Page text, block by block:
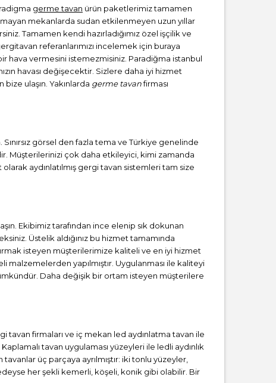
germe tavan ürün paketlerimiz tamamen
mekanlarda sudan etkilenmeyen uzun yıllar
Tamamen kendi hazırladığımız özel işçilik ve
referanlarımızı incelemek için buraya
hava vermesini istemezmisiniz. Paradiğma istanbul
havası değişecektir. Sizlere daha iyi hizmet
ulaşın. Yakınlarda germe tavanfirması
. Sınırsız görsel den fazla tema ve Türkiye genelinde
Müşterilerinizi çok daha etkileyici, kimi zamanda
aydınlatılmış gergi tavan sistemleri tam size
Ekibimiz tarafından ince elenip sık dokunan
Üstelik aldığınız bu hizmet tamamında
isteyen müşterilerimize kaliteli ve en iyi hizmet
yapılmıştır. Uygulanması ile kaliteyi
Daha değişik bir ortam isteyen müşterilere
tavan firmaları ve iç mekan led aydınlatma tavan ile
tavan uygulaması yüzeyleri ile ledli aydınlık
üç parçaya ayrılmıştır: iki tonlu yüzeyler,
her şekli kemerli, köşeli, konik gibi olabilir. Bir